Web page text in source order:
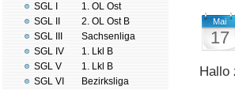
SGL I
SGL II
SGL III
SGL IV
SGL V
SGL VI
1. OL Ost
2. OL Ost B
Sachsenliga
1. Lkl B
1. Lkl B
Bezirksliga
Mai
17
Hallo